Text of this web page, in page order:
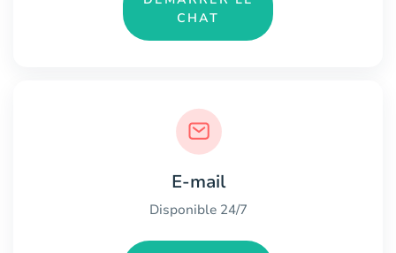
CHAT
E-mail
Disponible 24/7